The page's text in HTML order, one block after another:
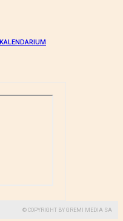
KALENDARIUM
© COPYRIGHT BY GREMI MEDIA SA